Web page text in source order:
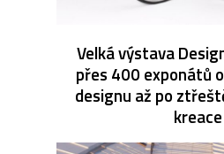
Velká výstava
přes 400 exponátů
designu až po
kreace